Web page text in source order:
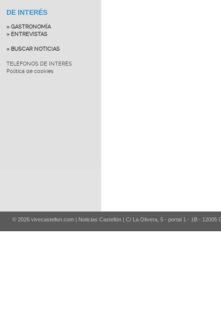
DE INTERÉS
» GASTRONOMÍA
» ENTREVISTAS
» BUSCAR NOTICIAS
TELÉFONOS DE INTERÉS
Política de cookies
© 2026 vivecastellon.com | Noticias Castellón | C/ La Olivera, 5 - portal 1 - 1B - 12005